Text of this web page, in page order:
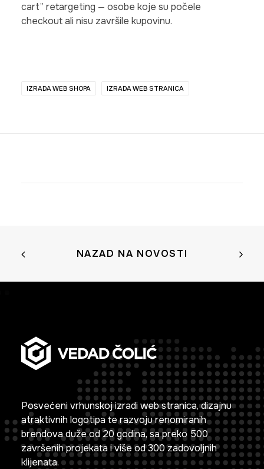
cart” retargeting — osobe koje su počele
checkout ali nisu završile kupovinu.
IZRADA WEB SHOPA IZRADA WEB STRANICA
NAZAD NA NOVOSTI
Posvećeni vrhunskoj izradi web stranica, dizajnu
atraktivnih logotipa te razvoju renomiranih
brendova duže od 20 godina, sa preko 500
završenih projekata i više od 300 zadovoljnih
klijenata.